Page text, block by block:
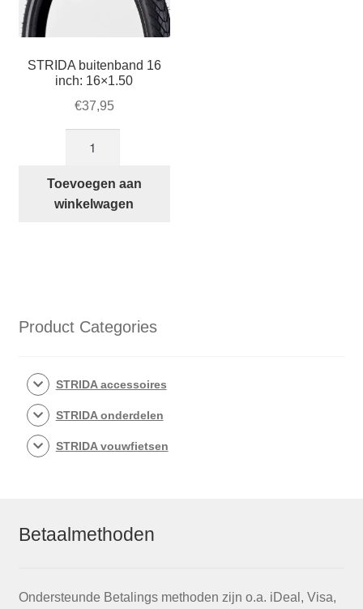
STRIDA buitenband 16
inch: 16×1.50
€37,95
16
inch:
Toevoegen aan
winkelwagen
Product Categories
STRIDA accessoires
STRIDA onderdelen
STRIDA vouwfietsen
Betaalmethoden
Ondersteunde Betalings methoden zijn o.a. iDeal, Visa,